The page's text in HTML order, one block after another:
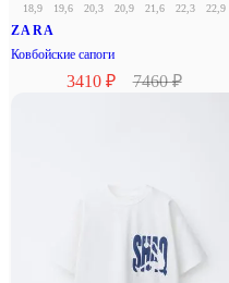
18,9 19,6 20,3 20,9 21,6 22,3 22,9
ZARA
Ковбойские сапоги
3410 ₽ 7460 ₽